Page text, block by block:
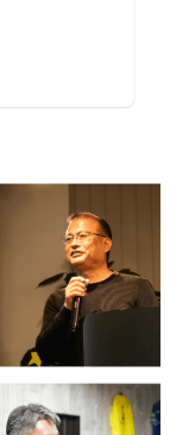
流・情報
程）
による開催
サービスの
用規約、
のウェブ
トの開催